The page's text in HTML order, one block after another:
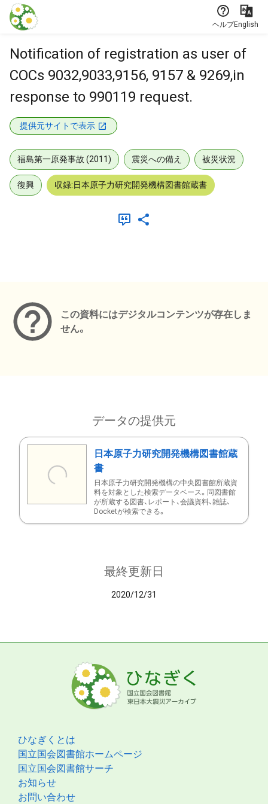
本文に飛ぶ
ヘルプEnglish
Notification of registration as user of
COCs 9032,9033,9156, 9157 & 9269,in
response to 990119 request.
提供元サイトで表示
福島第一原発事故 (2011) 震災への備え 被災状況
復興 収録:日本原子力研究開発機構図書館蔵書
この資料にはデジタルコンテンツが存在しま
せん。
データの提供元
日本原子力研究開発機構図書館蔵
書
日本原子力研究開発機構の中央図書館所蔵資
料を対象とした検索データベース。同図書館
が所蔵する図書、レポート、会議資料、雑誌、
Docketが検索できる。
最終更新日
2020/12/31
ひなぎくとは
国立国会図書館ホームページ
国立国会図書館サーチ
お知らせ
お問い合わせ